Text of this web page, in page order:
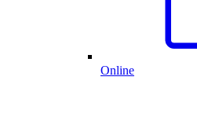
Online